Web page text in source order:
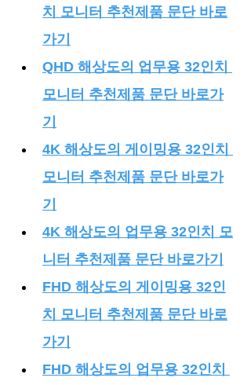
치 모니터 추천제품 문단 바로
가기
QHD 해상도의 업무용 32인치
모니터 추천제품 문단 바로가
기
4K 해상도의 게이밍용 32인치
모니터 추천제품 문단 바로가
기
4K 해상도의 업무용 32인치 모
니터 추천제품 문단 바로가기
FHD 해상도의 게이밍용 32인
치 모니터 추천제품 문단 바로
가기
FHD 해상도의 업무용 32인치